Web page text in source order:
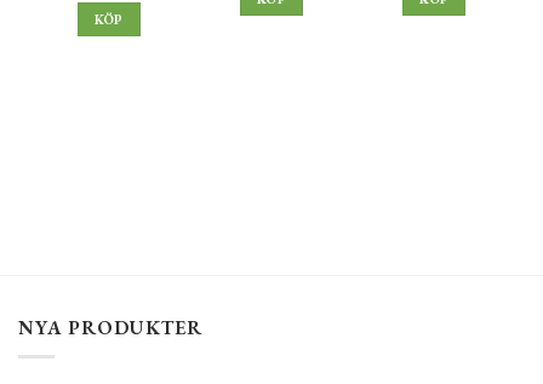
KÖP
NYA PRODUKTER